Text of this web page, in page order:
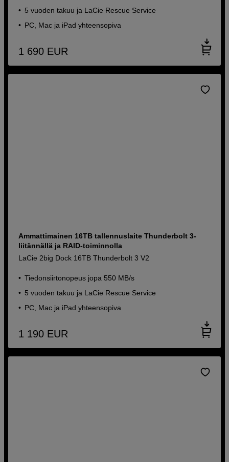
5 vuoden takuu ja LaCie Rescue Service
PC, Mac ja iPad yhteensopiva
1 690 EUR
Ammattimainen 16TB tallennuslaite Thunderbolt 3-
liitännällä ja RAID-toiminnolla
LaCie 2big Dock 16TB Thunderbolt 3 V2
Tiedonsiirtonopeus jopa 550 MB/s
5 vuoden takuu ja LaCie Rescue Service
PC, Mac ja iPad yhteensopiva
1 190 EUR